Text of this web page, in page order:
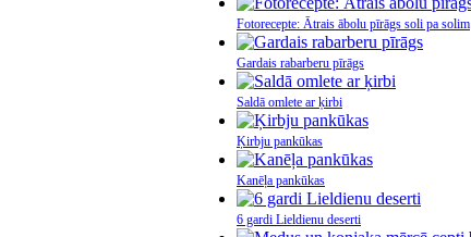
Fotorecepte: Ātrais ābolu pīrāgs soli pa solim
Gardais rabarberu pīrāgs
Saldā omlete ar ķirbi
Ķirbju pankūkas
Kanēļa pankūkas
6 gardi Lieldienu deserti